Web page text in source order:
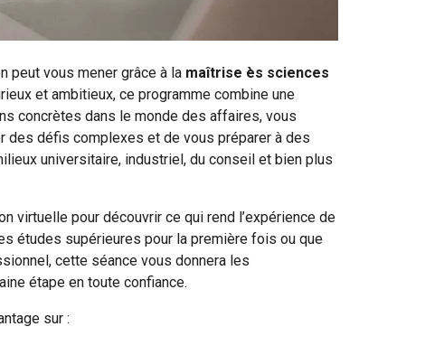
peut vous mener grâce à la maîtrise ès sciences
et ambitieux, ce programme combine une
concrètes dans le monde des affaires, vous
des défis complexes et de vous préparer à des
universitaire, industriel, du conseil et bien plus
virtuelle pour découvrir ce qui rend l’expérience de
études supérieures pour la première fois ou que
cette séance vous donnera les
étape en toute confiance.
sur :